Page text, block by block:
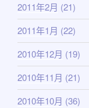
2011年2月 (21)
2011年1月 (22)
2010年12月 (19)
2010年11月 (21)
2010年10月 (36)